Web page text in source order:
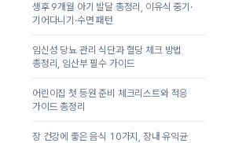
생후 9개월 아기 발달 총정리, 이유식 중기·
기어다니기·수면 패턴
임신성 당뇨 관리 식단과 혈당 체크 방법
총정리, 임산부 필수 가이드
어린이집 첫 등원 준비 체크리스트와 적응
가이드 총정리
장 건강에 좋은 음식 10가지, 장내 유익균